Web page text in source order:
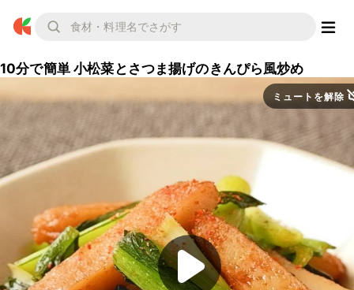
10分で簡単 小松菜とさつま揚げのきんぴら風炒め
ミュートを解除